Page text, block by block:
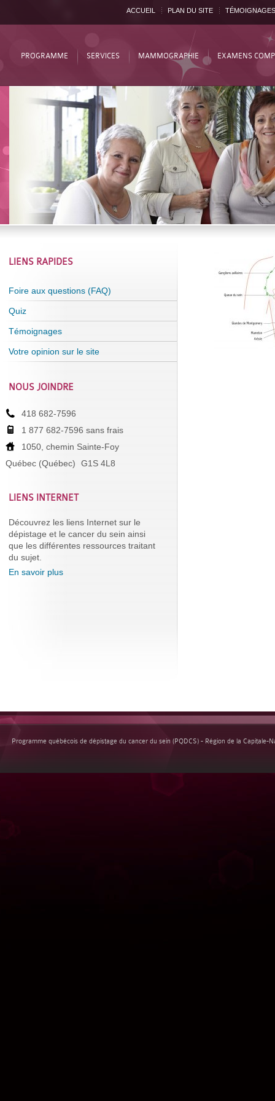
ACCUEIL PLAN DU SITE TÉMOIGNAGES
PROGRAMME SERVICES MAMMOGRAPHIE EXAMENS
LIENS RAPIDES
Foire aux questions (FAQ)
Quiz
Témoignages
Votre opinion sur le site
NOUS JOINDRE
418 682-7596
1 877 682-7596 sans frais
1050, chemin Sainte-Foy
Québec (Québec)
G1S 4L8
LIENS INTERNET
Découvrez les liens Internet sur le
dépistage et le cancer du sein ainsi
que les différentes ressources traitant
du sujet.
En savoir plus
Programme québécois de dépistage du cancer du sein (PQDCS) - Région de la Capitale-